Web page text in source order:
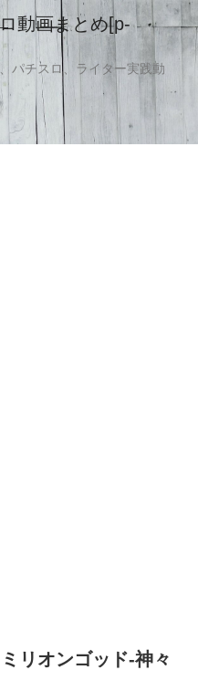
動画まとめ[p-
パチスロ、ライター実践動
リオンゴッド-神々